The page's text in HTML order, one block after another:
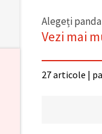
Alegeți
Vezi mai
27 articole |